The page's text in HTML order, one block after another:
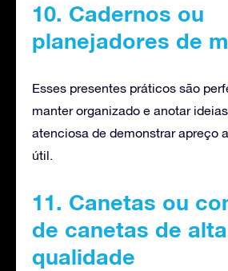
10. Cadernos ou
planejadores de
Esses presentes práticos são
manter organizado e anotar
atenciosa de demonstrar apreço
útil.
11. Canetas ou
de canetas de alta
qualidade